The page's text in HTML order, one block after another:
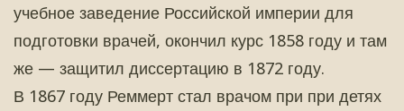
учебное заведение Российской империи для
подготовки врачей, окончил курс 1858 году и там
же — защитил диссертацию в 1872 году.
В 1867 году Реммерт стал врачом при при детях